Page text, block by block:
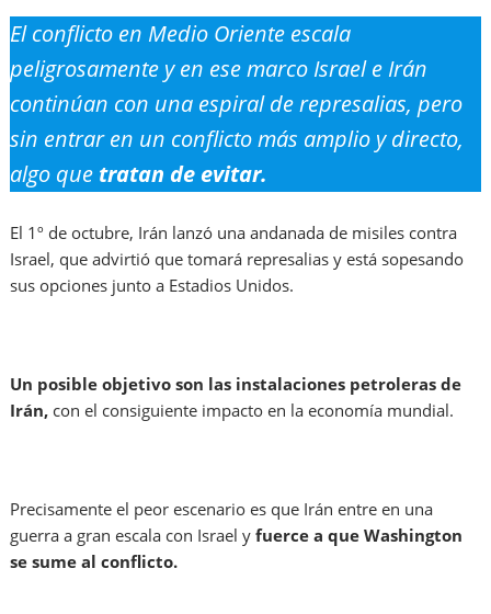
El conflicto en Medio Oriente escala
peligrosamente y en ese marco Israel e Irán
continúan con una espiral de represalias, pero
sin entrar en un conflicto más amplio y directo,
algo que tratan de evitar.
El 1º de octubre, Irán lanzó una andanada de misiles contra
Israel, que advirtió que tomará represalias y está sopesando
sus opciones junto a Estadios Unidos.
Un posible objetivo son las instalaciones petroleras de
Irán, con el consiguiente impacto en la economía mundial.
Precisamente el peor escenario es que Irán entre en una
guerra a gran escala con Israel yfuerce a que Washington
se sume al conflicto.